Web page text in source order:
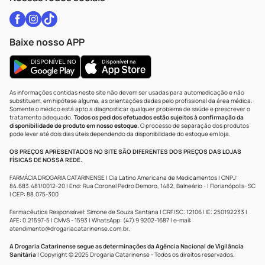
Baixe nosso APP
As informações contidas neste site não devem ser usadas para automedicação e não
substituem, em hipótese alguma, as orientações dadas pelo profissional da área médica.
Somente o médico está apto a diagnosticar qualquer problema de saúde e prescrever o
tratamento adequado. Todos os pedidos efetuados estão sujeitos à confirmação da
disponibilidade de produto em nosso estoque.O processo de separação dos produtos
pode levar até dois dias úteis dependendo da disponibilidade do estoque em loja.
OS PREÇOS APRESENTADOS NO SITE SÃO DIFERENTES DOS PREÇOS DAS LOJAS
FÍSICAS DE NOSSA REDE.
FARMÁCIA DROGARIA CATARINENSE | Cia Latino Americana de Medicamentos | CNPJ:
84.683.481/0012-20 | End: Rua Coronel Pedro Demoro, 1482, Balneário - | Florianópolis- SC
| CEP: 88.075-300
Farmacêutica Responsável: Simone de Souza Santana | CRF/SC: 12106 | IE: 250192233 |
AFE: 0.21597-5 | CMVS - 1593 | WhatsApp: (47) 9 9202-1687 | e-mail:
atendimento@drogariacatarinense.com.br.
A Drogaria Catarinense segue as determinações da Agência Nacional de Vigilância
Sanitária | Copyright © 2025 Drogaria Catarinense - Todos os direitos reservados.